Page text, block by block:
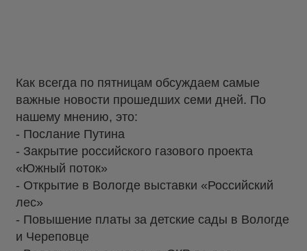
Как всегда по пятницам обсуждаем самые
важные новости прошедших семи дней. По
нашему мнению, это:
- Послание Путина
- Закрытие российского газового проекта
«Южный поток»
- Открытие в Вологде выставки «Российский
лес»
- Повышение платы за детские сады в Вологде
и Череповце